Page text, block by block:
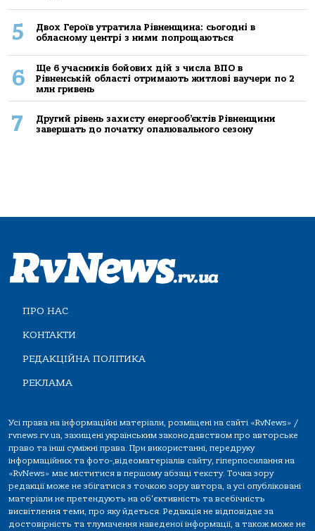
5
Двох Героїв утратила Рівненщина: сьогодні в
обласному центрі з ними попрощаються
6
Ще 6 учасників бойових дій з числа ВПО в
Рівненській області отримають житлові ваучери по 2
млн гривень
7
Другий рівень захисту енергооб’єктів Рівненщини
завершать до початку опалювального сезону
ПРО НАС
КОНТАКТИ
РЕДАКЦІЙНА ПОЛІТИКА
РЕКЛАМА
Усі права на інформаційні матеріали, розміщені на сайті «RvNews» /
rvnews.rv.ua, захищені українським законодавством про авторське
право та інші суміжні права. При використанні, передруку
інформаційних та фото-,відеоматеріалів сайту, гіперпосилання на
«RvNews» має міститися в першому абзаці тексту. Точка зору
редакції може не збігатися з точкою зору автора, а усі опубліковані
матеріали не претендують на об'єктивність та всебічність
висвітлення теми, про яку йдеться. Редакція не відповідає за
достовірність та тлумачення наведеної інформації, а також може не